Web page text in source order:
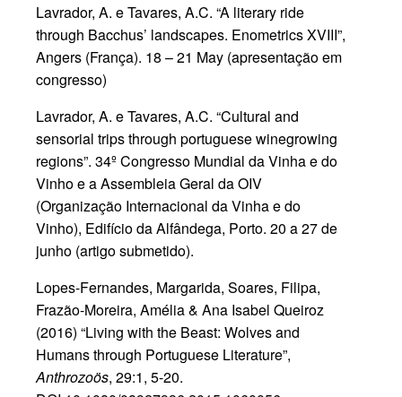
Lavrador, A. e Tavares, A.C. “A literary ride
through Bacchus’ landscapes. Enometrics XVIII”,
Angers (França). 18 – 21 May (apresentação em
congresso)
Lavrador, A. e Tavares, A.C. “Cultural and
sensorial trips through portuguese winegrowing
regions”. 34º Congresso Mundial da Vinha e do
Vinho e a Assembleia Geral da OIV
(Organização Internacional da Vinha e do
Vinho), Edifício da Alfândega, Porto. 20 a 27 de
junho (artigo submetido).
Lopes-Fernandes, Margarida, Soares, Filipa,
Frazão-Moreira, Amélia & Ana Isabel Queiroz
(2016) “Living with the Beast: Wolves and
Humans through Portuguese Literature”,
Anthrozoös, 29:1, 5-20.